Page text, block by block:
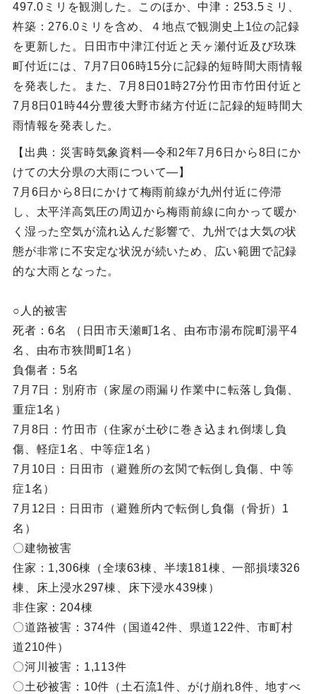
497.0ミリを観測した。このほか、中津：253.5ミリ、
杵築：276.0ミリを含め、４地点で観測史上1位の記録
を更新した。日田市中津江付近と天ヶ瀬付近及び玖珠
町付近には、7月7日06時15分に記録的短時間大雨情報
を発表した。また、7月8日01時27分竹田市竹田付近と
7月8日01時44分豊後大野市緒方付近に記録的短時間大
雨情報を発表した。
【出典：災害時気象資料―令和2年7月6日から8日にか
けての大分県の大雨について―】
7月6日から8日にかけて梅雨前線が九州付近に停滞
し、太平洋高気圧の周辺から梅雨前線に向かって暖か
く湿った空気が流れ込んだ影響で、九州では大気の状
態が非常に不安定な状況が続いため、広い範囲で記録
的な大雨となった。
○人的被害
死者：6名 （日田市天瀬町1名、由布市湯布院町湯平4
名、由布市狭間町1名）
負傷者：5名
7月7日：別府市（家屋の雨漏り作業中に転落し負傷、
重症1名）
7月8日：竹田市（住家が土砂に巻き込まれ倒壊し負
傷、軽症1名、中等症1名）
7月10日：日田市（避難所の玄関で転倒し負傷、中等
症1名）
7月12日：日田市（避難所内で転倒し負傷（骨折）1
名）
〇建物被害
住家：1,306棟（全壊63棟、半壊181棟、一部損壊326
棟、床上浸水297棟、床下浸水439棟）
非住家：204棟
〇道路被害：374件（国道42件、県道122件、市町村
道210件）
〇河川被害：1,113件
〇土砂被害：10件（土石流1件、がけ崩れ8件、地すべ